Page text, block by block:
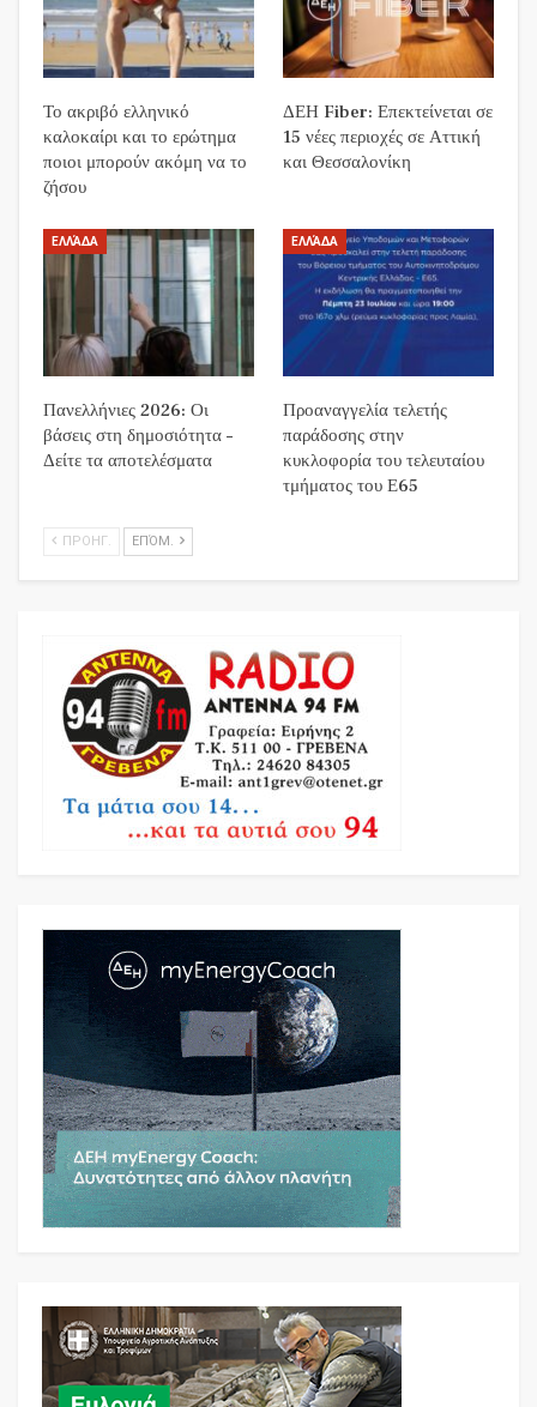
Το ακριβό ελληνικό
καλοκαίρι και το ερώτημα
ποιοι μπορούν ακόμη να το
ζήσου
ΔΕΗ Fiber: Επεκτείνεται σε
15 νέες περιοχές σε Αττική
και Θεσσαλονίκη
ΕΛΛΆΔΑ
Πανελλήνιες 2026: Οι
βάσεις στη δημοσιότητα –
Δείτε τα αποτελέσματα
ΕΛΛΆΔΑ
Προαναγγελία τελετής
παράδοσης στην
κυκλοφορία του τελευταίου
τμήματος του Ε65
ΠΡΟΗΓ. ΕΠΌΜ.